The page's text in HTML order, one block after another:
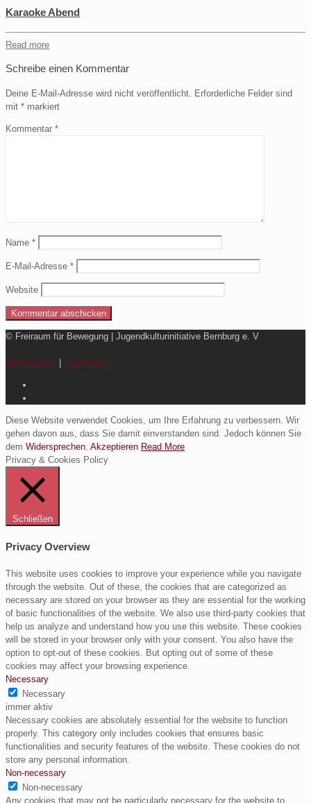
Karaoke Abend
Read more
Schreibe einen Kommentar
Deine E-Mail-Adresse wird nicht veröffentlicht.
Erforderliche Felder sind
mit * markiert
Kommentar *
Name *
E-Mail-Adresse *
Website
© Freiraum für Bewegung | Jugendkulturinitiative Bernburg e. V
Datenschutz Impressum
Diese Website verwendet Cookies, um Ihre Erfahrung zu verbessern. Wir
gehen davon aus, dass Sie damit einverstanden sind. Jedoch können Sie
dem Widersprechen Akzeptieren Read More
Privacy & Cookies Policy
Schließen
Privacy Overview
This website uses cookies to improve your experience while you navigate
through the website. Out of these, the cookies that are categorized as
necessary are stored on your browser as they are essential for the working
of basic functionalities of the website. We also use third-party cookies that
help us analyze and understand how you use this website. These cookies
will be stored in your browser only with your consent. You also have the
option to opt-out of these cookies. But opting out of some of these
cookies may affect your browsing experience.
Necessary
Necessary
immer aktiv
Necessary cookies are absolutely essential for the website to function
properly. This category only includes cookies that ensures basic
functionalities and security features of the website. These cookies do not
store any personal information.
Non-necessary
Non-necessary
Any cookies that may not be particularly necessary for the website to